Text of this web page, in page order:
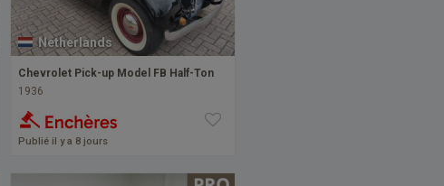
Netherlands
Chevrolet Pick-up Model FB Half-Ton
1936
Publié il y a 8 jours